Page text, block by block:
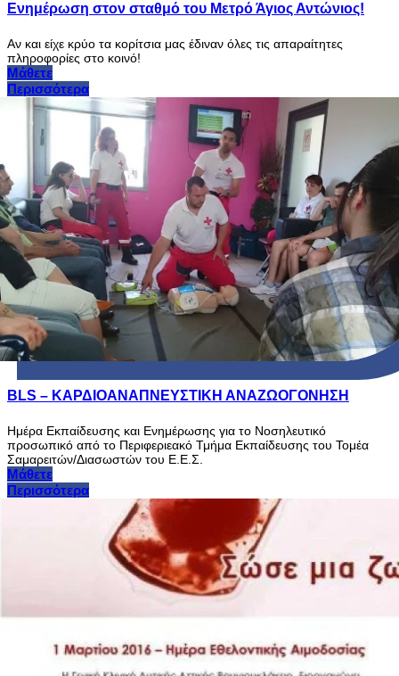
Ενημέρωση στον σταθμό του Μετρό Άγιος Αντώνιος!
Αν και είχε κρύο τα κορίτσια μας έδιναν όλες τις απαραίτητες
πληροφορίες στο κοινό!
Μάθετε
Περισσότερα
BLS – ΚΑΡΔΙΟΑΝΑΠΝΕΥΣΤΙΚΗ ΑΝΑΖΩΟΓΟΝΗΣΗ
Ημέρα Εκπαίδευσης και Ενημέρωσης για το Νοσηλευτικό
προσωπικό από το Περιφεριεακό Τμήμα Εκπαίδευσης του Τομέα
Σαμαρειτών/Διασωστών του Ε.Ε.Σ.
Μάθετε
Περισσότερα